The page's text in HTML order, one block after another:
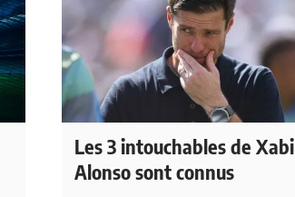
Les 3 intouchables de Xabi
Alonso sont connus